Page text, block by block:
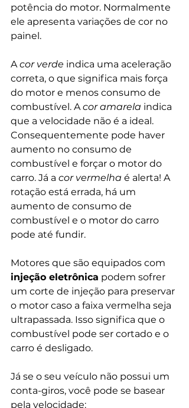
potência do motor. Normalmente
ele apresenta variações de cor no
painel.
A cor verde indica uma aceleração
correta, o que significa mais força
do motor e menos consumo de
combustível. A cor amarela indica
que a velocidade não é a ideal.
Consequentemente pode haver
aumento no consumo de
combustível e forçar o motor do
carro. Já a cor vermelha é alerta! A
rotação está errada, há um
aumento de consumo de
combustível e o motor do carro
pode até fundir.
Motores que são equipados com
injeção eletrônica podem sofrer
um corte de injeção para preservar
o motor caso a faixa vermelha seja
ultrapassada. Isso significa que o
combustível pode ser cortado e o
carro é desligado.
Já se o seu veículo não possui um
conta-giros, você pode se basear
pela velocidade: